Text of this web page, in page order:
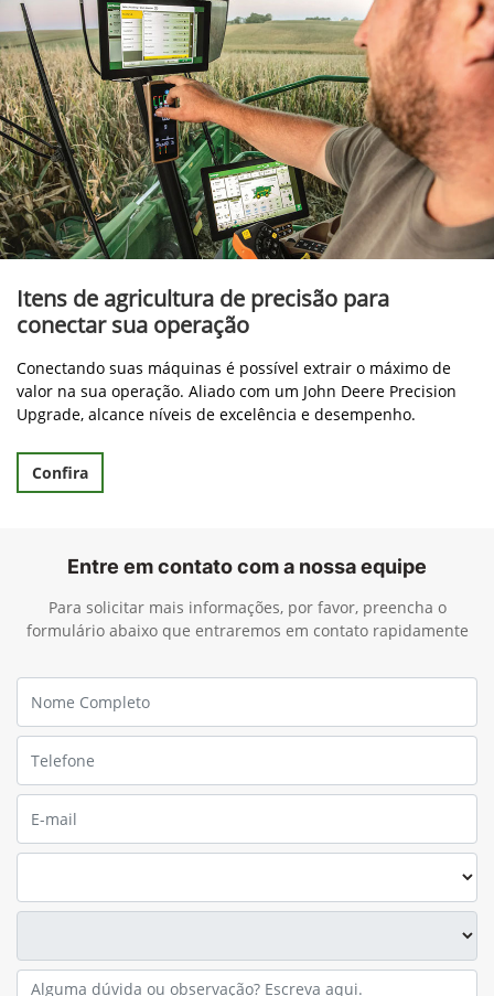
Itens de agricultura de precisão para
conectar sua operação
Conectando suas máquinas é possível extrair o máximo de
valor na sua operação. Aliado com um John Deere Precision
Upgrade, alcance níveis de excelência e desempenho.
Confira
Entre em contato com a nossa equipe
Para solicitar mais informações, por favor, preencha o
formulário abaixo que entraremos em contato rapidamente